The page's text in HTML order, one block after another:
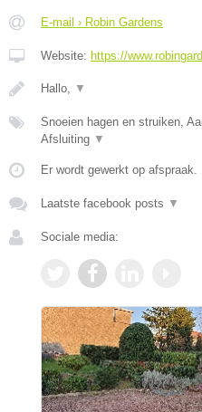
E-mail › Robin Gardens
Website: https://
Hallo, ▼
Snoeien hagen en struiken,
Afsluiting ▼
Er wordt gewerkt op afspraak.
Laatste facebook posts ▼
Sociale media: